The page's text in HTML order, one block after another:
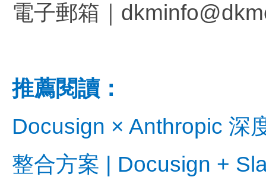
電子郵箱｜
推薦閱讀：
Docusign × Anthropic 深
整合方案 | Docusign +